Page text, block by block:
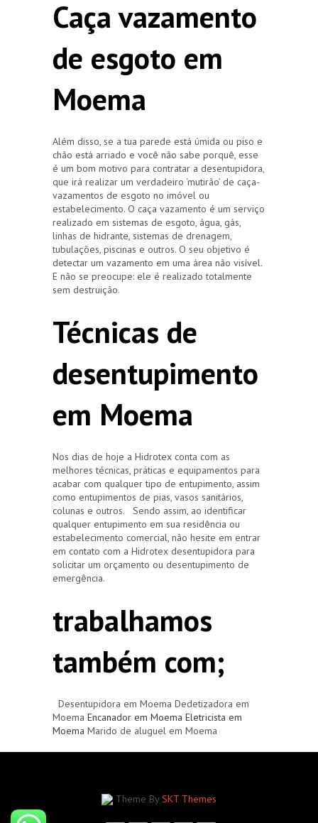
Caça vazamento
de esgoto em
Moema
Além disso, se a tua parede está úmida ou piso e
chão está arriado e você não sabe porquê, esse
é um bom motivo para contratar a desentupidora,
que irá realizar um verdadeiro ‘mutirão’ de caça-
vazamentos de esgoto no imóvel ou
estabelecimento. O caça vazamento é um serviço
realizado em sistemas de esgoto, água, gás,
linhas de hidrante, sistemas de drenagem,
tubulações, piscinas e outros. O seu objetivo é
detectar um vazamento em uma área não visível.
E não se preocupe: ele é realizado totalmente
sem destruição.
Técnicas de
desentupimento
em Moema
Nos dias de hoje a Hidrotex conta com as
melhores técnicas, práticas e equipamentos para
acabar com qualquer tipo de entupimento, assim
como entupimentos de pias, vasos sanitários,
colunas e outros. Sendo assim, ao identificar
qualquer entupimento em sua residência ou
estabelecimento comercial, não hesite em entrar
em contato com a Hidrotex desentupidora para
solicitar um orçamento ou desentupimento de
emergência.
trabalhamos
também com;
Desentupidora em Moema Dedetizadora em
Moema Encanador em Moema Eletricista em
Moema Marido de aluguel em Moema
Theme By SKT Themes